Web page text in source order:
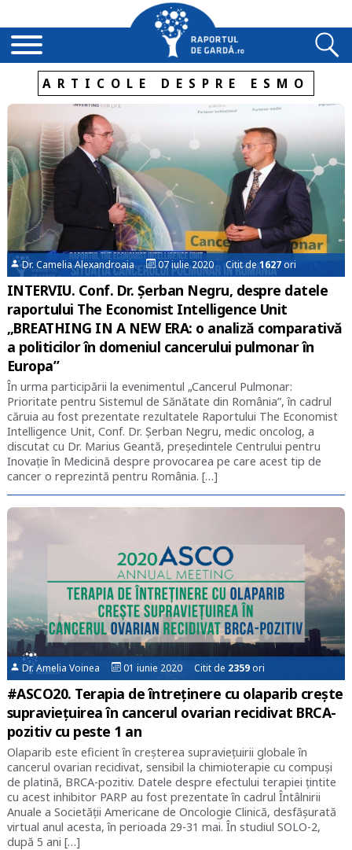
ARTICOLE DESPRE ESMO
Dr. Camelia Alexandroaia 07 iulie 2020 Citit de1627ori
INTERVIU. Conf. Dr. Şerban Negru, despre datele
raportului The Economist Intelligence Unit
„BREATHING IN A NEW ERA: o analiză comparativă
a politicilor în domeniul cancerului pulmonar în
Europa”
În urma participării la evenimentul „Cancerul Pulmonar:
Prioritate pentru Sistemul de Sănătate din România”, în cadrul
căruia au fost prezentate rezultatele Raportului The Economist
Intelligence Unit, Conf. Dr. Șerban Negru, medic oncolog, a
discutat cu Dr. Marius Geantă, președintele Centrului pentru
Inovație în Medicină despre provocarea pe care acest tip de
cancer o reprezintă pentru România. […]
Dr. Amelia Voinea 01 iunie 2020 Citit de 2359ori
#ASCO20. Terapia de întreținere cu olaparib crește
supraviețuirea în cancerul ovarian recidivat BRCA-
pozitiv cu peste 1 an
Olaparib este eficient în creșterea supraviețuirii globale în
cancerul ovarian recidivat, sensibil la chimioterapie cu compuși
de platină, BRCA-pozitiv. Datele despre efectului terapiei țintite
cu acest inhibitor PARP au fost prezentate în cadrul Întâlnirii
Anuale a Societății Americane de Oncologie Clinică, desfășurată
virtual anul acesta, în perioada 29-31 mai. În studiul SOLO-2,
după 5 ani […]